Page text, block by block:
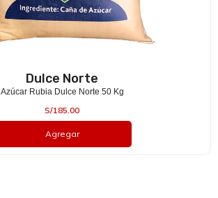
Dulce Norte
Azúcar Rubia Dulce Norte 50 Kg
S/185.00
Agregar